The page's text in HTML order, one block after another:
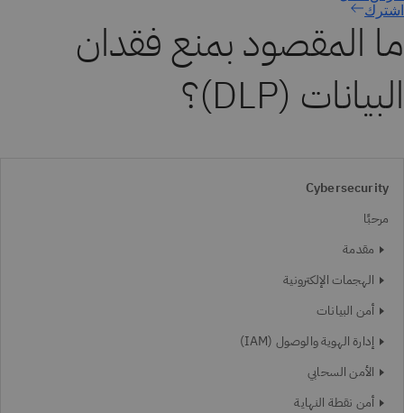
اشترك
ما المقصود بمنع فقدان
البيانات (DLP)؟
Cybersecurity
مرحبًا
مقدمة
الهجمات الإلكترونية
أمن البيانات
إدارة الهوية والوصول (IAM)
الأمن السحابي
أمن نقطة النهاية